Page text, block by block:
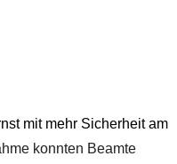
mit mehr Sicherheit am
konnten Beamte